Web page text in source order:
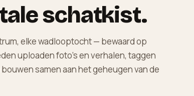
schatkist.
elke wadlooptocht — bewaard op
uploaden foto's en verhalen, taggen
samen aan het geheugen van de